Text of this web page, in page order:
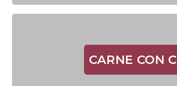
CARNE CON C